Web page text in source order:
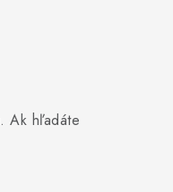
. Ak hľadáte